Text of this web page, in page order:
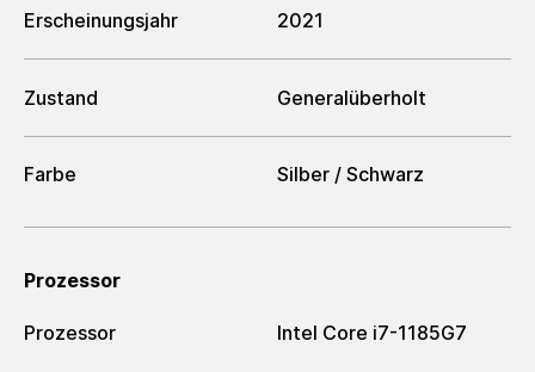
Erscheinungsjahr 2021
Zustand Generalüberholt
Farbe Silber / Schwarz
Prozessor
Prozessor Intel Core i7-1185G7